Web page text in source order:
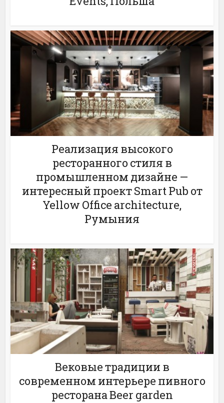
Реализация высокого
ресторанного стиля в
промышленном дизайне —
интересный проект Smart Pub от
Yellow Office architecture,
Румыния
Вековые традиции в
современном интерьере пивного
ресторана Beer garden